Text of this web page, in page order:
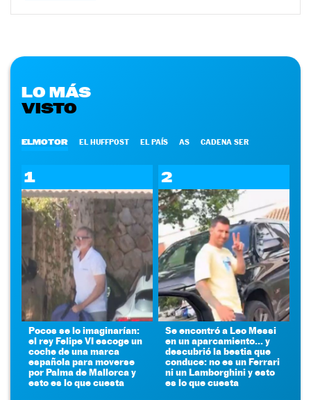
LO MÁS
VISTO
ELMOTOR EL HUFFPOST EL PAÍS AS CADENA SER
1
Pocos se lo imaginarían:
el rey Felipe VI escoge un
coche de una marca
española para moverse
por Palma de Mallorca y
esto es lo que cuesta
2
Se encontró a Leo Messi
en un aparcamiento... y
descubrió la bestia que
conduce: no es un Ferrari
ni un Lamborghini y esto
es lo que cuesta